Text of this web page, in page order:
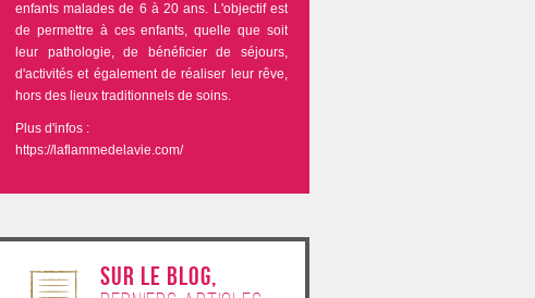
enfants malades de 6 à 20 ans. L'objectif est
de permettre à ces enfants, quelle que soit
leur pathologie, de bénéficier de séjours,
d'activités et également de réaliser leur rêve,
hors des lieux traditionnels de soins.
Plus d'infos :
https://laflammedelavie.com/
sur le blog,